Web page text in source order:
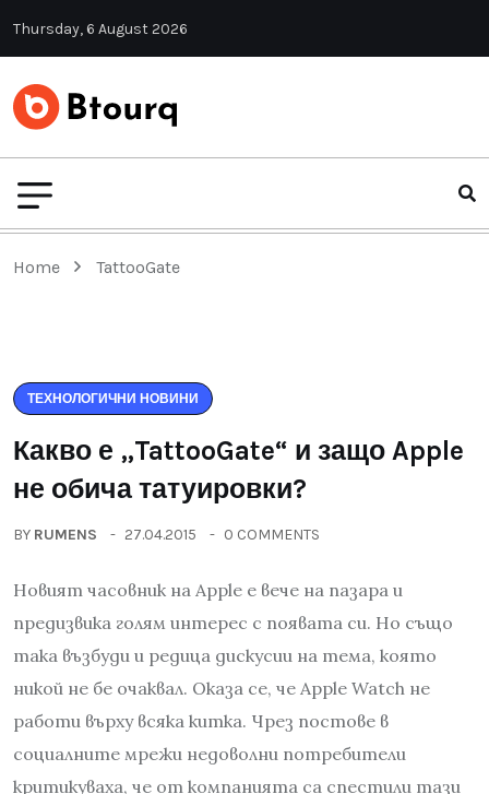
Thursday, 6 August 2026
Home TattooGate
ТЕХНОЛОГИЧНИ НОВИНИ
Какво е „TattooGate“ и защо Apple
не обича татуировки?
BY RUMENS 27.04.2015 0 COMMENTS
Новият часовник на Apple е вече на пазара и
предизвика голям интерес с появата си. Но също
така възбуди и редица дискусии на тема, която
никой не бе очаквал. Оказа се, че Apple Watch не
работи върху всяка китка. Чрез постове в
социалните мрежи недоволни потребители
критикуваха, че от компанията са спестили тази